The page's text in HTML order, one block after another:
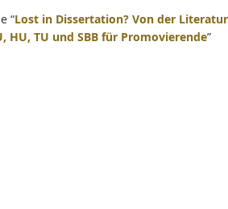
“Lost in Dissertation? Von der
HU, TU und SBB für Promovierende”